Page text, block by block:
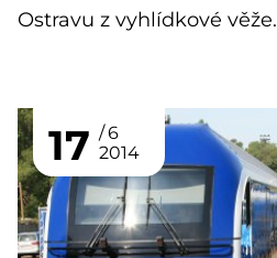
Ostravu z vyhlídkové věže.
17
6
2014